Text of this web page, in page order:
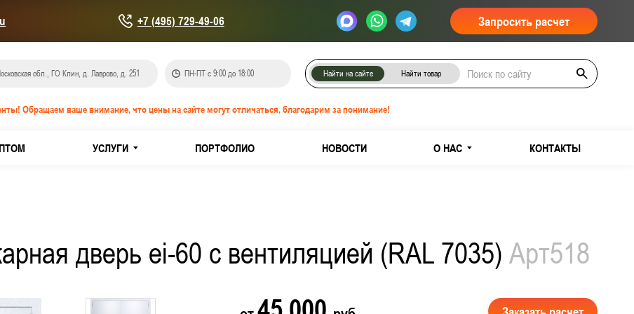
+7 (495) 729-49-06 Запросить расчет
обл., ГО Клин, д. Лаврово, д. 251 ПН-ПТ с 9:00 до 18:00 Найти на сайте Найти товар
Обращаем ваше внимание, что цены на сайте могут отличаться, благодарим за понимание!
стали
нержавеющей стали
УСЛУГИ ПОРТФОЛИО НОВОСТИ О НАС КОНТАКТЫ
дверь ei-60 с вентиляцией (RAL 7035) Арт518